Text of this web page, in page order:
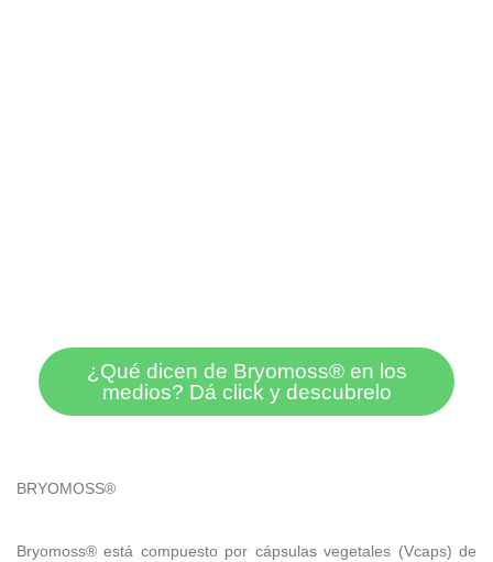
¿Qué dicen de Bryomoss® en los
medios? Dá click y descubrelo
BRYOMOSS®
Bryomoss® está compuesto por cápsulas vegetales (Vcaps) de